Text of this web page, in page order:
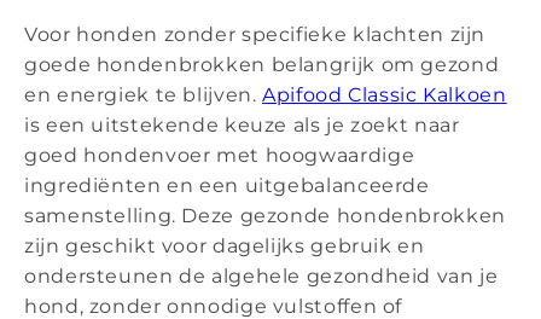
Voor honden zonder specifieke klachten zijn
goede hondenbrokken belangrijk om gezond
en energiek te blijven.Apifood Classic Kalkoen
is een uitstekende keuze als je zoekt naar
goed hondenvoer met hoogwaardige
ingrediënten en een uitgebalanceerde
samenstelling. Deze gezonde hondenbrokken
zijn geschikt voor dagelijks gebruik en
ondersteunen de algehele gezondheid van je
hond, zonder onnodige vulstoffen of